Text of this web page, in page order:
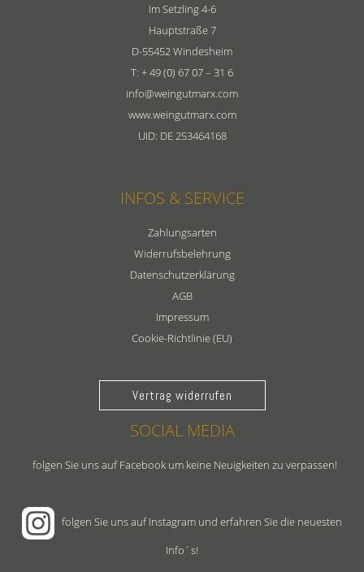
Im Setzling 4-6
Hauptstraße 7
D-55452 Windesheim
T: + 49 (0) 67 07 – 31 6
info@weingutmarx.com
www.weingutmarx.com
UID: DE 253464168
INFOS & SERVICE
Zahlungsarten
Widerrufsbelehrung
Datenschutzerklärung
AGB
Impressum
Cookie-Richtlinie (EU)
Vertrag widerrufen
SOCIAL MEDIA
folgen Sie uns auf Facebook um keine Neuigkeiten zu verpassen!
folgen Sie uns auf Instagram und erfahren Sie die neuesten
Info´s!